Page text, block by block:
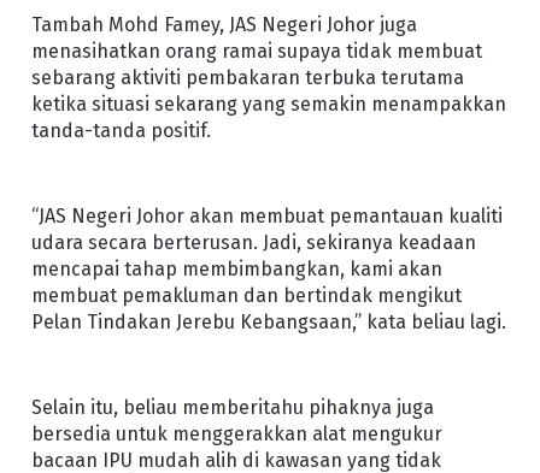
Tambah Mohd Famey, JAS Negeri Johor juga
menasihatkan orang ramai supaya tidak membuat
sebarang aktiviti pembakaran terbuka terutama
ketika situasi sekarang yang semakin menampakkan
tanda-tanda positif.
“JAS Negeri Johor akan membuat pemantauan kualiti
udara secara berterusan. Jadi, sekiranya keadaan
mencapai tahap membimbangkan, kami akan
membuat pemakluman dan bertindak mengikut
Pelan Tindakan Jerebu Kebangsaan,” kata beliau lagi.
Selain itu, beliau memberitahu pihaknya juga
bersedia untuk menggerakkan alat mengukur
bacaan IPU mudah alih di kawasan yang tidak